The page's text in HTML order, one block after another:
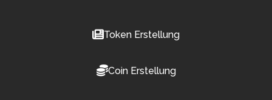
Token Erstellung
Coin Erstellung